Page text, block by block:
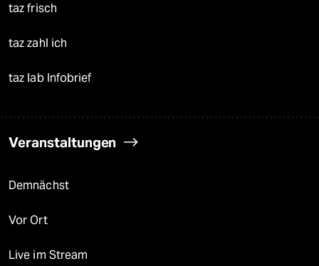
taz frisch
taz zahl ich
taz lab Infobrief
Veranstaltungen
Demnächst
Vor Ort
Live im Stream